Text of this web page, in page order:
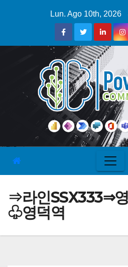
Lun. Ago 10th, 2026
⇒라인SSX333⇒
♧영덕역